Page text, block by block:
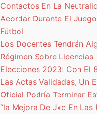
Contactos En La
Acordar Durante El
Fútbol
Los Docentes Tendrán
Régimen Sobre Licencias
Elecciones 2023: Con El
Las Actas Validadas, Un
Oficial Podría Terminar
“la Mejora De Jxc En Las